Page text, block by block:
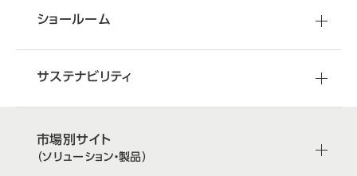
ショールーム
サステナビリティ
市場別サイト
（ソリューション・製品）